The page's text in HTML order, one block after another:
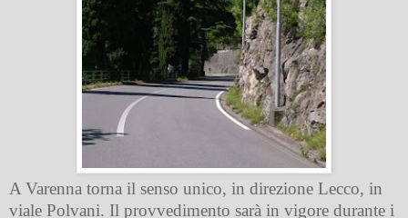
A Varenna torna il senso unico, in direzione Lecco, in
viale Polvani. Il provvedimento sarà in vigore durante i